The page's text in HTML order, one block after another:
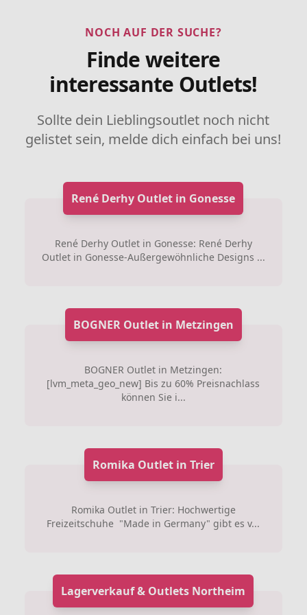
NOCH AUF DER SUCHE?
Finde weitere
interessante Outlets!
Sollte dein Lieblingsoutlet noch nicht
gelistet sein, melde dich einfach bei uns!
René Derhy Outlet in Gonesse
René Derhy Outlet in Gonesse: René Derhy
Outlet in Gonesse-Außergewöhnliche Designs ...
BOGNER Outlet in Metzingen
BOGNER Outlet in Metzingen:
[lvm_meta_geo_new] Bis zu 60% Preisnachlass
können Sie i...
Romika Outlet in Trier
Romika Outlet in Trier: Hochwertige
Freizeitschuhe "Made in Germany" gibt es v...
Lagerverkauf & Outlets Northeim